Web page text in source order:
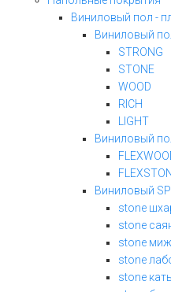
Виниловый пол -
Виниловый
STRONG
STONE
WOOD
RICH
LIGHT
Виниловый
Виниловый
stone
stone
stone
stone
stone